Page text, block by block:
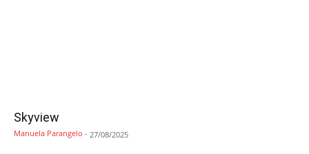
Skyview
Manuela Parangelo - 27/08/2025